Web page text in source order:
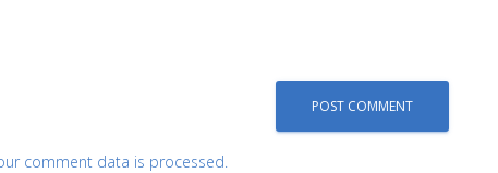
comment data is processed.